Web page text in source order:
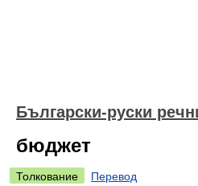
Български-руски
бюджет
Толкование
Перевод